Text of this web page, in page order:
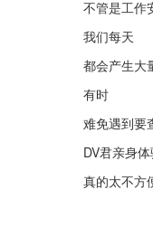
不管是工作
我们每天
都会产生大
有时
难免遇到要
DV君亲身
真的太不